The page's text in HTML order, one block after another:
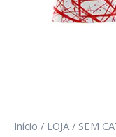
Início / LOJA / SEM